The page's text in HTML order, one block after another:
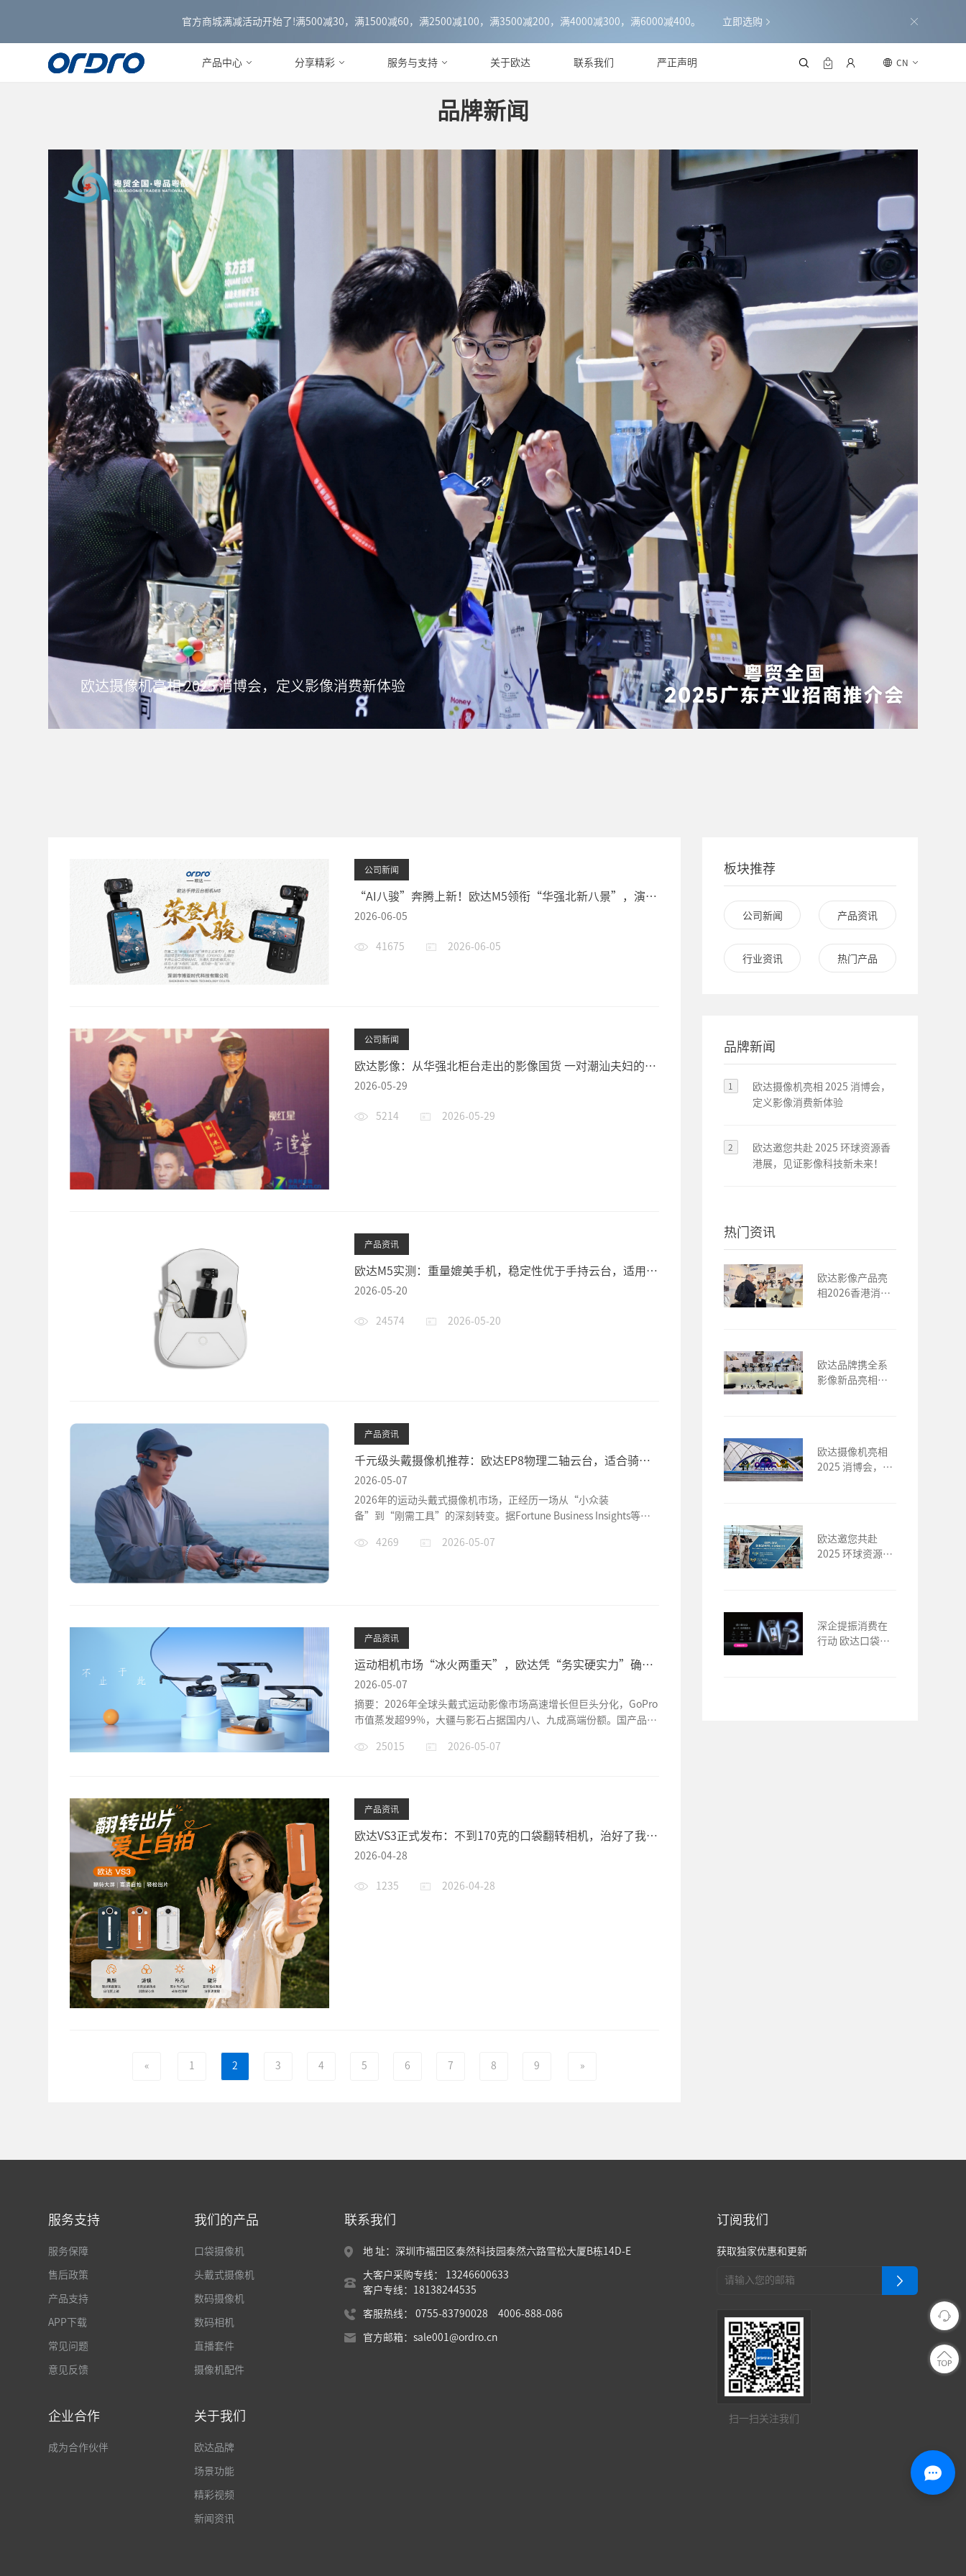
官方商城满减活动开始了!满500减30，满1500减60，满2500减100，满3500减200，满4000减300，满6000减400。 立即选购
产品中心 分享精彩 服务与支持 关于欧达 联系我们 严正声明 CN
品牌新闻
公司新闻
“AI八骏”奔腾上新！欧达M5领衔“华强北新八景”，演绎
影像新“广货”
2026-06-05
41675 2026-06-05
公司新闻
欧达影像：从华强北柜台走出的影像国货 一对潮汕夫妇的二
十年‘破冰’之路
2026-05-29
5214 2026-05-29
产品资讯
欧达M5实测：重量媲美手机，稳定性优于手持云台，适用于
遛娃、爬山、追狗等移动跟拍场景
2026-05-20
24574 2026-05-20
产品资讯
千元级头戴摄像机推荐：欧达EP8物理二轴云台，适合骑
行、巡检、Vlog
2026-05-07
2026年的运动头戴式摄像机市场，正经历一场从“小众装
备”到“刚需工具”的深刻转变。据Fortune Business Insights等多
4269
2026-05-07
产品资讯
运动相机市场“冰火两重天”，欧达凭“务实硬实力”确立
自己的生态地位
2026-05-07
摘要：2026年全球头戴式运动影像市场高速增长但巨头分化，GoPro
市值蒸发超99%，大疆与影石占据国内八、九成高端份额。国产品牌
25015
2026-05-07
产品资讯
欧达VS3正式发布：不到170克的口袋翻转相机，治好了我
的“创作焦虑”
2026-04-28
1235 2026-04-28
« 1 2 3 4 5 6 7 8 9 »
板块推荐
公司新闻 产品资讯
行业资讯 热门产品
品牌新闻
1
欧达摄像机亮相 2025 消博会，
定义影像消费新体验
2
欧达邀您共赴 2025 环球资源香
港展，见证影像科技新未来！
热门资讯
欧达影像产品亮
相2026香港消费
欧达品牌携全系
影像新品亮相
欧达摄像机亮相
2025 消博会，定
欧达邀您共赴
2025 环球资源香
深企提振消费在
行动 欧达口袋摄
服务支持
服务保障
售后政策
产品支持
APP下载
常见问题
意见反馈
企业合作
成为合作伙伴
我们的产品
口袋摄像机
头戴式摄像机
数码摄像机
数码相机
直播套件
摄像机配件
关于我们
欧达品牌
场景功能
精彩视频
新闻资讯
联系我们
地 址：深圳市福田区泰然科技园泰然六路雪松大厦B栋14D-E
大客户采购专线： 13246600633
客户专线：18138244535
客服热线： 0755-83790028 4006-888-086
官方邮箱：sale001@ordro.cn
订阅我们
获取独家优惠和更新
扫一扫关注我们